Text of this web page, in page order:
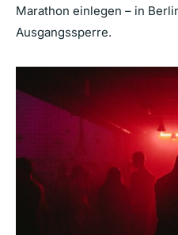
Marathon einlegen – in
Ausgangssperre.